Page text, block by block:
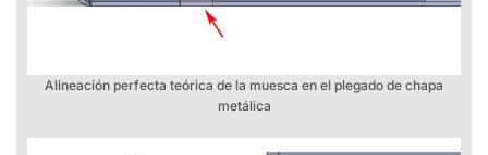
Alineación perfecta teórica de la muesca en el plegado de chapa
metálica